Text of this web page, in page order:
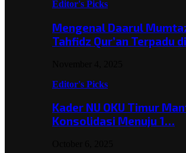
Editor's Picks
Mengenal Daarul
Tahfidz Qur’an Terpadu
Editor's Picks
Kader NU OKU Timur
Konsolidasi Menuju 1…